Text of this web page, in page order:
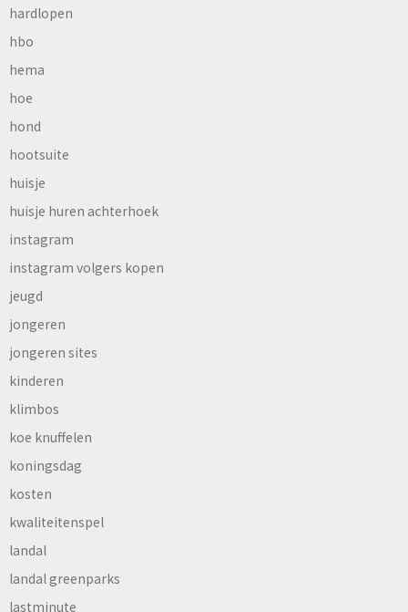
hardlopen
hbo
hema
hoe
hond
hootsuite
huisje
huisje huren achterhoek
instagram
instagram volgers kopen
jeugd
jongeren
jongeren sites
kinderen
klimbos
koe knuffelen
koningsdag
kosten
kwaliteitenspel
landal
landal greenparks
lastminute